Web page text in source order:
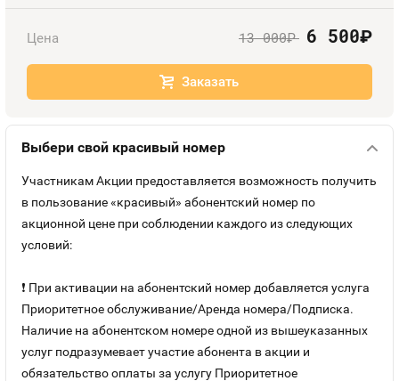
Контакты
Цена 13 000руб. 6 500руб.
Заказать
Выбери свой красивый номер
Участникам Акции предоставляется возможность получить
в пользование «красивый» абонентский номер по
акционной цене при соблюдении каждого из следующих
условий:
❗ При активации на абонентский номер добавляется услуга
Приоритетное обслуживание/Аренда номера/Подписка.
Наличие на абонентском номере одной из вышеуказанных
услуг подразумевает участие абонента в акции и
обязательство оплаты за услугу Приоритетное